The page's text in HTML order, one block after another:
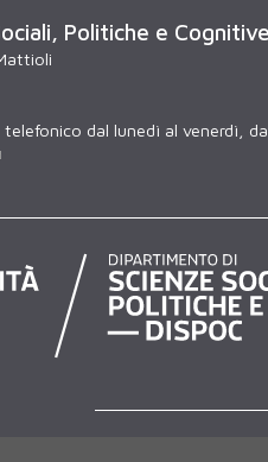
Politiche e Cognitive
dal lunedì al venerdì,